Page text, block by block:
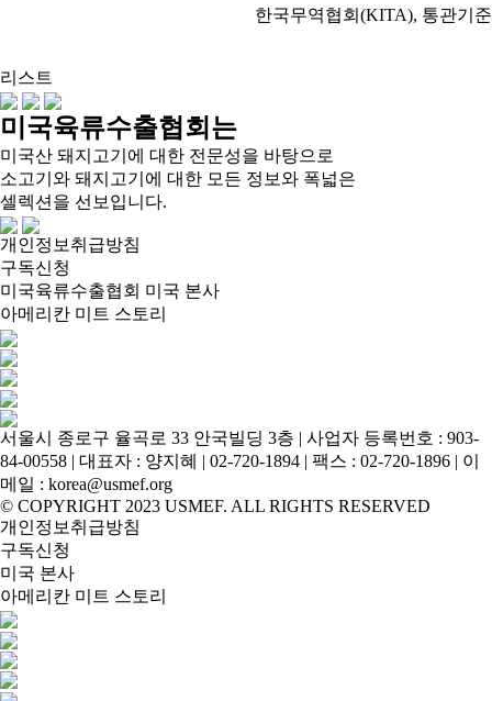
한국무역협회(KITA), 통관기준
리스트
미국육류수출협회는
미국산 돼지고기에 대한 전문성을 바탕으로
소고기와 돼지고기에 대한 모든 정보와 폭넓은
셀렉션을 선보입니다.
개인정보취급방침
구독신청
미국육류수출협회 미국 본사
아메리칸 미트 스토리
서울시 종로구 율곡로 33 안국빌딩 3층 | 사업자 등록번호 : 903-
84-00558 | 대표자 : 양지혜 | 02-720-1894 | 팩스 : 02-720-1896 | 이
메일 : korea@usmef.org
© COPYRIGHT 2023 USMEF. ALL RIGHTS RESERVED
개인정보취급방침
구독신청
미국 본사
아메리칸 미트 스토리